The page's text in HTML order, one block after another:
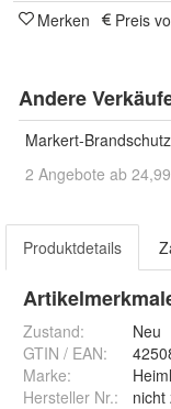
Merken Preis
Andere
Markert-Brandschutz
2 Angebote ab
Produktdetails
Zustand:
Neu
GTIN / EAN:
Marke:
Hersteller Nr.:
nicht